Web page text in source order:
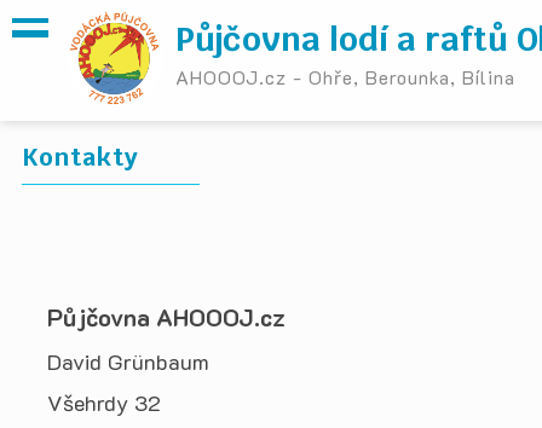
Půjčovna lodí a raftů
AHOOOJ.cz - Ohře, Berounka, Bílina
Kontakty
Půjčovna AHOOOJ.cz
David Grünbaum
Všehrdy 32